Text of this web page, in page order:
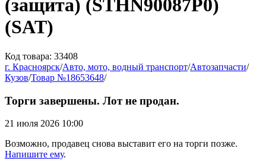
(защита) (STHN90087P0)
(SAT)
Код товара: 33408
г. Красноярск/Авто, мото, водный транспорт/Автозапчасти/
Кузов/Товар №18653648/
Торги завершены. Лот не продан.
21 июля 2026 10:00
Возможно, продавец снова выставит его на торги позже.
Напишите ему.